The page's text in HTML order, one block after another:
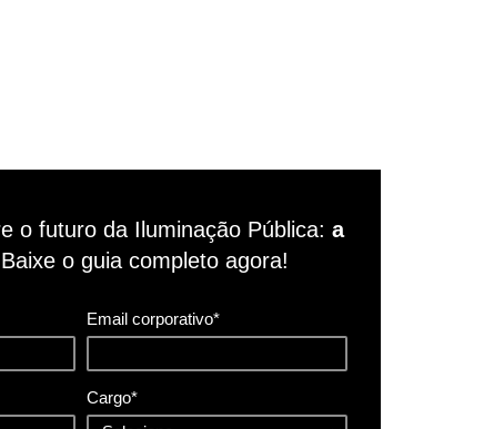
o futuro da Iluminação Pública: a
Baixe o guia completo agora!
Email corporativo*
Cargo*